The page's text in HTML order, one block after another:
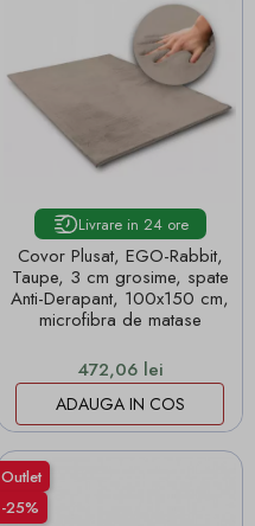
Livrare in 24 ore
Covor Plusat, EGO-Rabbit,
Taupe, 3 cm grosime, spate
Anti-Derapant, 100x150 cm,
microfibra de matase
Pret
472,06 lei
ADAUGA IN COS
Outlet
-25%